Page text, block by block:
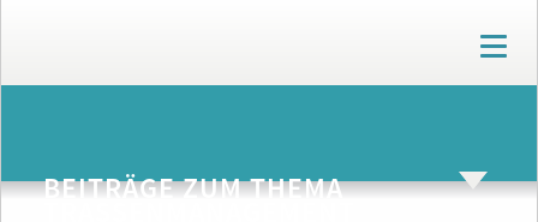
T
o
g
n
BEITRÄGE ZUM THEMA